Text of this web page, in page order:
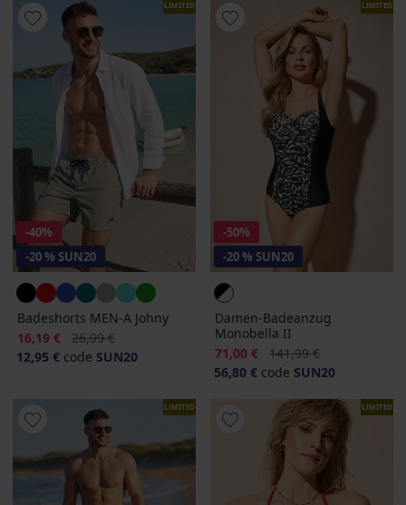
LIMITED
-40%
-20 % SUN20
Badeshorts MEN-A Johny
Rabatt
16,19 € Alter Preis
26,99 €
12,95 € code SUN20
LIMITED
-50%
-20 % SUN20
Damen-Badeanzug
Monobella II
Rabatt
71,00 € Alter Preis
141,99 €
56,80 € code SUN20
LIMITED LIMITED